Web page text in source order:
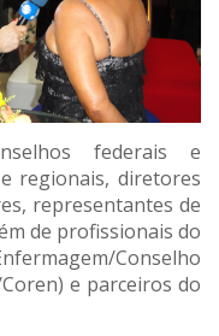
federais e
regionais, diretores
representantes de
de profissionais do
Conselho
e parceiros do